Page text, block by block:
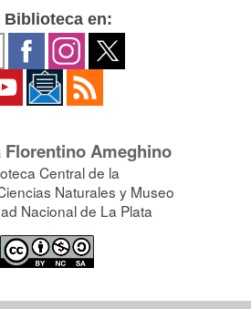
Biblioteca en:
Ameghino
Central de la
Naturales y Museo
Nacional de La Plata